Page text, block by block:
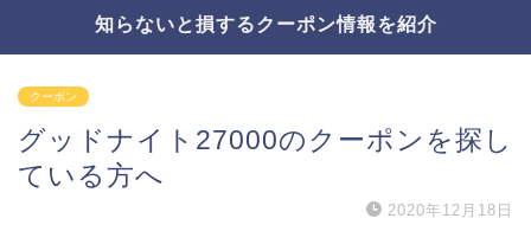
知らないと損するクーポン情報を紹介
クーポン
グッドナイト27000のクーポンを探し
ている方へ
2020年12月18日